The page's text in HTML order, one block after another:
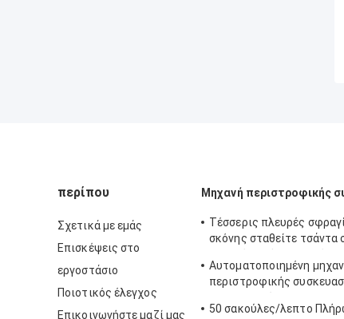
περίπου
Σχετικά με εμάς
Επισκέψεις στο
εργοστάσιο
Ποιοτικός έλεγχος
Επικοινωνήστε μαζί μας
Μηχανή περιστροφικής
Τέσσερις πλευρές
σκόνης σταθείτε τσάντα
Αυτοματοποιημένη
περιστροφικής
50 σακούλες/λεπτο